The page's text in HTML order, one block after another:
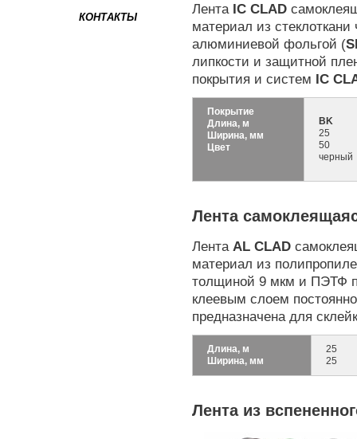
КОНТАКТЫ
Лента IC CLAD
материал из стеклоткани
алюминиевой фольгой (
липкости и защитной
покрытия и систем IC
Покрытие
Длина, м
Ширина, мм
Цвет
BK
25
50
черный
Лента
ЛентаAL CLAD
материал из
толщиной 9 мкм и ПЭТФ
клеевым слоем
предназначена для
Длина, м
Ширина, мм
25
25
Лента из